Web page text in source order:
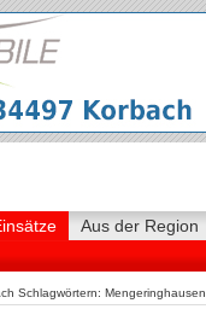
Aus der Region
Schlagwörtern: Mengeringhausen